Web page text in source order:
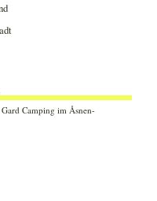
Camping im Åsnen-